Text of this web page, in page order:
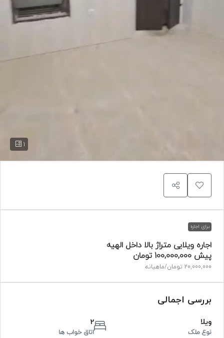
1
برای اجاره
اجاره ویلایی متراژ بالا داخل الهیه
پیش 100,000,000 تومان
20,000,000 تومان /ماهیانه
بررسی اجمالی
ویلا
نوع ملک
2
اتاق خواب ها